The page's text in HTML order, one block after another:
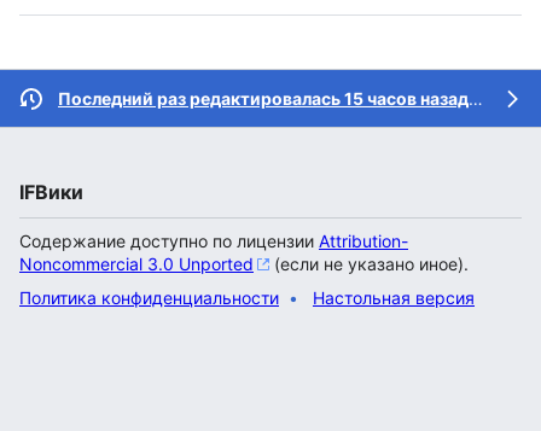
Последний раз редактировалась 15 часов назад
IFВики
Содержание доступно по лицензии Attribution-
Noncommercial 3.0 Unported
(если не указано иное).
Политика конфиденциальности
Настольная версия